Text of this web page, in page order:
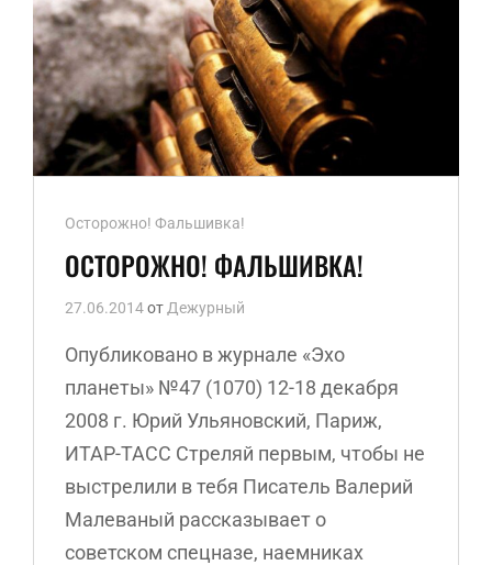
Ссылки
рубрик
Осторожно! Фальшивка!
ОСТОРОЖНО! ФАЛЬШИВКА!
27.06.2014от Дежурный
Опубликовано в журнале «Эхо
планеты» №47 (1070) 12-18 декабря
2008 г. Юрий Ульяновский, Париж,
ИТАР-ТАСС Стреляй первым, чтобы не
выстрелили в тебя Писатель Валерий
Малеваный рассказывает о
советском спецназе, наемниках